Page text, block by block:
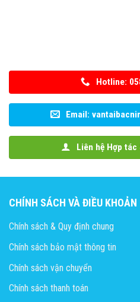
Hotline:
Email:
Liên hệ Hợp tác
CHÍNH SÁCH VÀ ĐIỀU KHOẢN
Chính sách & Quy định chung
Chính sách bảo mật thông tin
Chính sách vận chuyển
Chính sách thanh toán